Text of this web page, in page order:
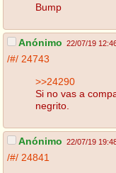
Bump
Anónimo 22/07/19
/#/ 24743
>>24290
Si no vas a
negrito.
Anónimo 22/07/19
/#/ 24841